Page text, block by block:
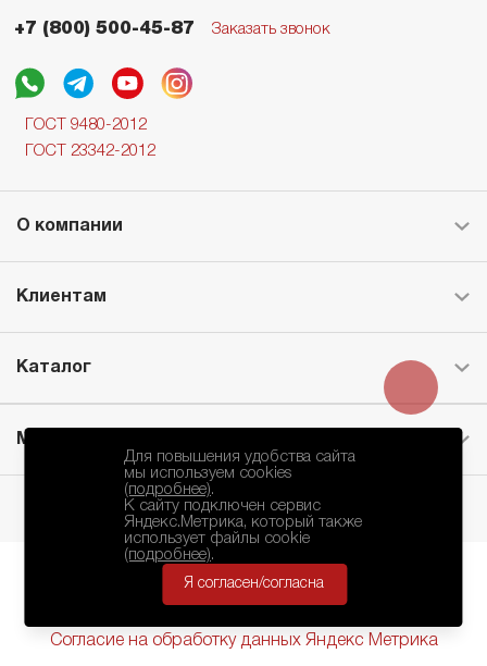
+7 (800) 500-45-87 Заказать звонок
ГОСТ 9480-2012
ГОСТ 23342-2012
О компании
Клиентам
Каталог
Месторождение
Согласие на обработку данных Яндекс Метрика
Для повышения удобства сайта
мы используем cookies
(подробнее).
К сайту подключен сервис
Яндекс.Метрика, который также
использует файлы cookie
(подробнее).
Я согласен/согласна